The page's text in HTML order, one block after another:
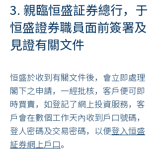
3. 親臨恒盛証券總行，于
恒盛證券職員面前簽署及
見證有關文件
恒盛於收到有關文件後，會立即處理
閣下之申請，一經批核，客戶便可即
時買賣，如登記了網上投資服務，客
戶會在數個工作天內收到戶口號碼，
登人密碼及交易密碼，以便登入恒盛
証券網上戶口。